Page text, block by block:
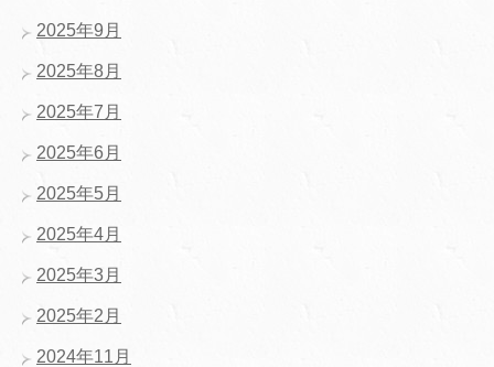
2025年9月
2025年8月
2025年7月
2025年6月
2025年5月
2025年4月
2025年3月
2025年2月
2024年11月